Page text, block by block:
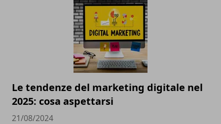
Le tendenze del marketing digitale nel
2025: cosa aspettarsi
21/08/2024